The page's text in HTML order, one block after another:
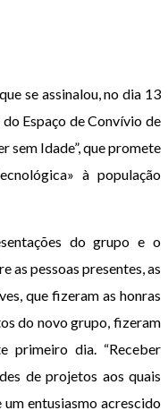
se assinalou, no dia 13
Espaço de Convívio de
sem Idade”, que promete
à população
do grupo e o
as pessoas presentes, as
que fizeram as honras
do novo grupo, fizeram
primeiro dia. “Receber
de projetos aos quais
entusiasmo acrescido